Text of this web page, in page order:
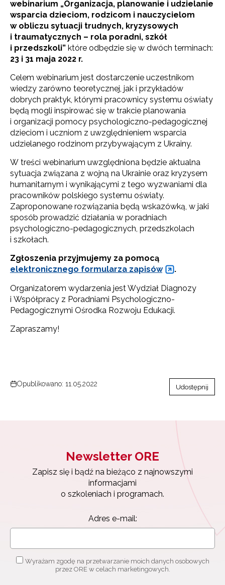
webinarium „Organizacja, planowanie i udzielanie
wsparcia dzieciom, rodzicom i nauczycielom
w obliczu sytuacji trudnych, kryzysowych
i traumatycznych – rola poradni, szkół
i przedszkoli” które odbędzie się w dwóch terminach:
23 i 31 maja 2022 r.
Celem webinarium jest dostarczenie uczestnikom
wiedzy zarówno teoretycznej, jak i przykładów
dobrych praktyk, którymi pracownicy systemu oświaty
będą mogli inspirować się w trakcie planowania
i organizacji pomocy psychologiczno-pedagogicznej
dzieciom i uczniom z uwzględnieniem wsparcia
udzielanego rodzinom przybywającym z Ukrainy.
W treści webinarium uwzględniona będzie aktualna
sytuacja związana z wojną na Ukrainie oraz kryzysem
humanitarnym i wynikającymi z tego wyzwaniami dla
pracowników polskiego systemu oświaty.
Zaproponowane rozwiązania będą wskazówką, w jaki
sposób prowadzić działania w poradniach
psychologiczno-pedagogicznych, przedszkolach
i szkołach.
Zgłoszenia przyjmujemy za pomocą
elektronicznego formularza zapisów
.
Organizatorem wydarzenia jest Wydział Diagnozy
i Współpracy z Poradniami Psychologiczno-
Pedagogicznymi Ośrodka Rozwoju Edukacji.
Zapraszamy!
Opublikowano: 11.05.2022 Udostępnij
Newsletter ORE
Zapisz się i bądź na bieżąco z najnowszymi
informacjami
o szkoleniach i programach.
Adres e-mail:
Wyrażam zgodę na przetwarzanie moich danych osobowych
przez ORE w celach marketingowych.
Newsletter ORE
Zapisz się i bądź na bieżąco z najnowszymi
o szkoleniach i programach.
osobowych przez ORE w celach marketingowych.